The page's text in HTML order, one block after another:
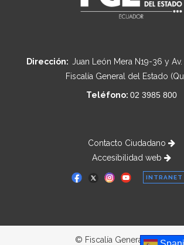
Dirección: Juan León Mera N19-36 y Av.
Fiscalía General del Estado
Teléfono: 02 3985 800
Contacto Ciudadano
Accesibilidad web
INTRANET
© Fiscalía General del